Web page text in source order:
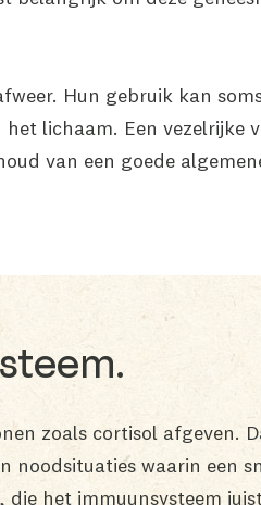
Hun gebruik kan
lichaam. Een vezelrijke
van een goede
zoals cortisol afgeven.
waarin een
het immuunsysteem